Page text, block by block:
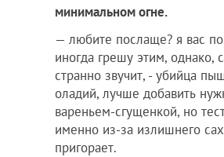
минимальном огне.
— любите послаще? я вас
иногда грешу этим, однако,
странно звучит, - убийца
оладий, лучше добавить
вареньем-сгущенкой, но
именно из-за излишнего
пригорает.